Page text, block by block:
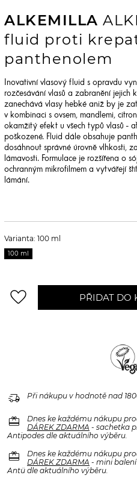
ALKEMILLA
fluid proti
panthenolem
Inovativní vlasový fluid s opravdu
rozčesávání vlasů a zabranění jejich
zanechává vlasy hebké aniž by je
v kombinaci s ovsem, mandlemi,
okamžitý efekt u všech typů vlasů -
poškozené. Fluid dále obsahuje
dosáhnout správné úrovně vlhkosti,
lámavosti. Formulace je rozšířena o
ochranným mikrofilmem a vytvářejí
lámání.
Varianta: 100 ml
100 ml
favorite_border PŘIDAT DO
delivery_truck_speed Při nákupu v hodnotě nad
redeem
Dnes ke každému nákupu
DÁREK ZDARMA - sachetka
Antipodes dle aktuálního výběru.
redeem
Dnes ke každému nákupu
DÁREK ZDARMA - mini
Antü dle aktuálního výběru.